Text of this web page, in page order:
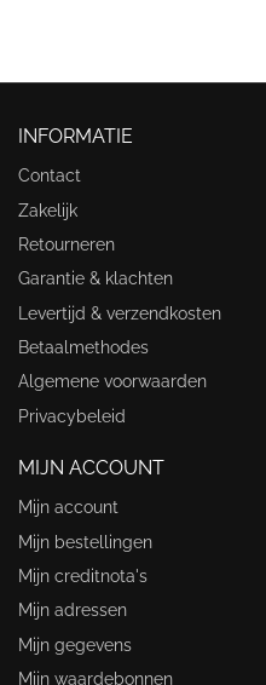
INFORMATIE
Contact
Zakelijk
Retourneren
Garantie & klachten
Levertijd & verzendkosten
Betaalmethodes
Algemene voorwaarden
Privacybeleid
MIJN ACCOUNT
Mijn account
Mijn bestellingen
Mijn creditnota's
Mijn adressen
Mijn gegevens
Mijn waardebonnen